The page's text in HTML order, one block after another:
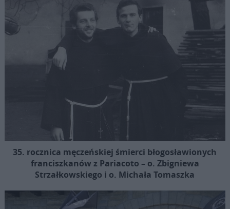
35. rocznica męczeńskiej śmierci błogosławionych
franciszkanów z Pariacoto – o. Zbigniewa
Strzałkowskiego i o. Michała Tomaszka